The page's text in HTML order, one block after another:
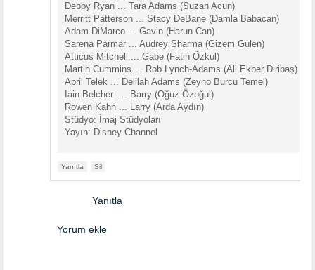
Debby Ryan ... Tara Adams (Suzan Acun)
Merritt Patterson ... Stacy DeBane (Damla Babacan)
Adam DiMarco ... Gavin (Harun Can)
Sarena Parmar ... Audrey Sharma (Gizem Gülen)
Atticus Mitchell ... Gabe (Fatih Özkul)
Martin Cummins ... Rob Lynch-Adams (Ali Ekber Diribaş)
April Telek ... Delilah Adams (Zeyno Burcu Temel)
Iain Belcher .... Barry (Oğuz Özoğul)
Rowen Kahn ... Larry (Arda Aydın)
Stüdyo: İmaj Stüdyoları
Yayın: Disney Channel
Yanıtla Sil
Yanıtla
Yorum ekle